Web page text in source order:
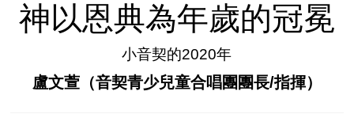
神以恩典為年歲的冠冕
小音契的2020年
盧文萱（音契青少兒童合唱團團長/指揮）